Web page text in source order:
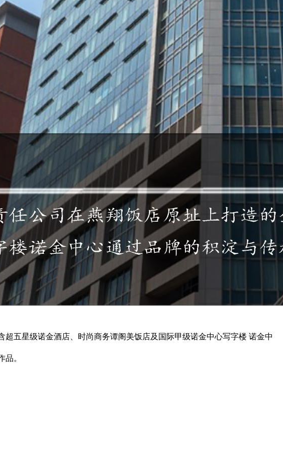
五星级诺金酒店、时尚商务谭阁美饭店及国际甲级诺金中心写字楼 诺金中
。